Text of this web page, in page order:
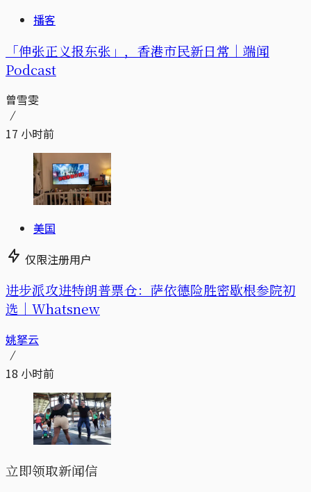
播客
「伸张正义报东张」，香港市民新日常｜端闻
Podcast
曾雪雯
17 小时前
美国
仅限注册用户
进步派攻进特朗普票仓：萨依德险胜密歇根参院初
选｜Whatsnew
姚拏云
18 小时前
立即领取新闻信